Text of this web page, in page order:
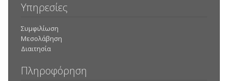
Υπηρεσίες
Συμφιλίωση
Μεσολάβηση
Διαιτησία
Πληροφόρηση